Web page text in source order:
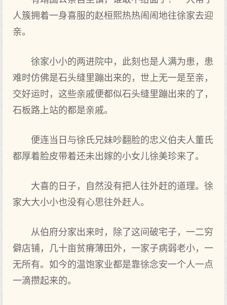
人簇拥着一身喜服的赵桓熙热热闹闹地往徐家去迎
亲。
徐家小小的两进院中，此刻也是人满为患，患
难时仿佛是石头缝里蹦出来的，世上无一是至亲，
交好运时，这些亲戚便都似石头缝里蹦出来的了，
石板路上站的都是亲戚。
便连当日与徐氏兄妹吵翻脸的忠义伯夫人董氏
都厚着脸皮带着还未出嫁的小女儿徐美珍来了。
大喜的日子，自然没有把人往外赶的道理。徐
家大大小小也没有心思往外赶人。
从伯府分家出来时，除了这间破宅子，一二穷
僻店铺，几十亩贫瘠薄田外，一家子病弱老小，一
无所有。如今的温饱家业都是靠徐念安一个人一点
一滴攒起来的。